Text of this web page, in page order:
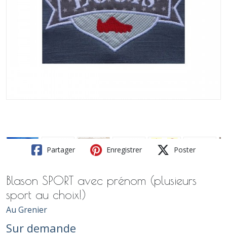
Partager Enregistrer Poster
Blason SPORT avec prénom (plusieurs
sport au choix!)
Au Grenier
Sur demande